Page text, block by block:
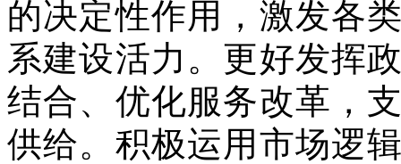
的决定性作用，激发各
系建设活力。更好发挥
结合、优化服务改革，
供给。积极运用市场逻